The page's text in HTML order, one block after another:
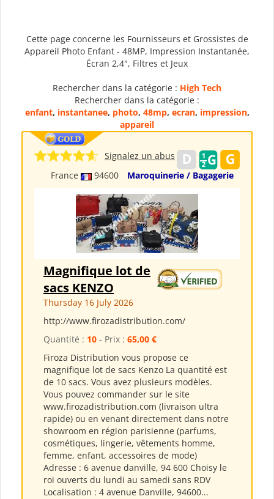
Cette page concerne les Fournisseurs et Grossistes de
Appareil Photo Enfant - 48MP, Impression Instantanée,
Écran 2,4", Filtres et Jeux
Rechercher dans la catégorie : High Tech
Rechercher dans la catégorie :
enfant, instantanee, photo, 48mp, ecran, impression,
appareil
France 94600 Maroquinerie / Bagagerie
Signalez un abus
Magnifique lot de
sacs KENZO
Thursday 16 July 2026
http://www.firozadistribution.com/
Quantité : 10 - Prix : 65,00 €
Firoza Distribution vous propose ce
magnifique lot de sacs Kenzo La quantité est
de 10 sacs. Vous avez plusieurs modèles.
Vous pouvez commander sur le site
www.firozadistribution.com (livraison ultra
rapide) ou en venant directement dans notre
showroom en région parisienne (parfums,
cosmétiques, lingerie, vêtements homme,
femme, enfant, accessoires de mode)
Adresse : 6 avenue danville, 94 600 Choisy le
roi ouverts du lundi au samedi sans RDV
Localisation : 4 avenue Danville, 94600...